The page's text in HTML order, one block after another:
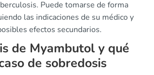
Puede tomarse de forma
las indicaciones de su médico y
efectos secundarios.
de Myambutol y qué
de sobredosis